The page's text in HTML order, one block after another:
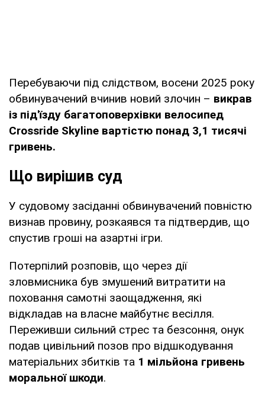
Перебуваючи під слідством, восени 2025 року
обвинувачений вчинив новий злочин – викрав
із під'їзду багатоповерхівки велосипед
Crossride Skyline вартістю понад 3,1 тисячі
гривень.
Що вирішив суд
У судовому засіданні обвинувачений повністю
визнав провину, розкаявся та підтвердив, що
спустив гроші на азартні ігри.
Потерпілий розповів, що через дії
зловмисника був змушений витратити на
поховання самотні заощадження, які
відкладав на власне майбутнє весілля.
Переживши сильний стрес та безсоння, онук
подав цивільний позов про відшкодування
матеріальних збитків та 1 мільйона гривень
моральної шкоди.